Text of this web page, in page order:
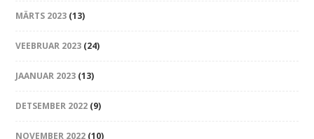
MÄRTS 2023 (13)
VEEBRUAR 2023 (24)
JAANUAR 2023 (13)
DETSEMBER 2022 (9)
NOVEMBER 2022 (10)